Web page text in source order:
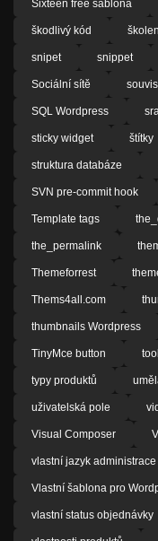
Sixteen free šablona
škodlivý kód
snipet snippet
Sociální sítě
SQL Wordpress
sticky widget štítky
struktura databáze
SVN pre-commit hook
Template tags
the_permalink
Themeforrest
Thems4all.com
thumbnails Wordpress
TinyMce button
typy produktů
uživatelská pole
Visual Composer
vlastní jazyk administrace
Vlastní šablona pro
vlastní status objednávky